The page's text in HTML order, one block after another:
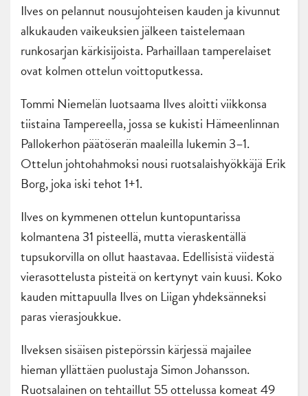
Ilves on pelannut nousujohteisen kauden ja kivunnut
alkukauden vaikeuksien jälkeen taistelemaan
runkosarjan kärkisijoista. Parhaillaan tamperelaiset
ovat kolmen ottelun voittoputkessa.
Tommi Niemelän luotsaama Ilves aloitti viikkonsa
tiistaina Tampereella, jossa se kukisti Hämeenlinnan
Pallokerhon päätöserän maaleilla lukemin 3–1.
Ottelun johtohahmoksi nousi ruotsalaishyökkäjä Erik
Borg, joka iski tehot 1+1.
Ilves on kymmenen ottelun kuntopuntarissa
kolmantena 31 pisteellä, mutta vieraskentällä
tupsukorvilla on ollut haastavaa. Edellisistä viidestä
vierasottelusta pisteitä on kertynyt vain kuusi. Koko
kauden mittapuulla Ilves on Liigan yhdeksänneksi
paras vierasjoukkue.
Ilveksen sisäisen pistepörssin kärjessä majailee
hieman yllättäen puolustaja Simon Johansson.
Ruotsalainen on tehtaillut 55 ottelussa komeat 49